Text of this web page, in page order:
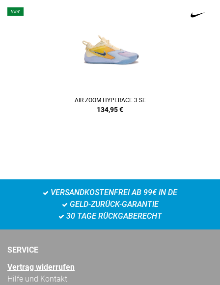
NEW
AIR ZOOM HYPERACE 3 SE
134,95€
VERSANDKOSTENFREI AB 99€ IN DE
GELD-ZURÜCK-GARANTIE
30 TAGE RÜCKGABERECHT
SERVICE
Vertrag widerrufen
Hilfe und Kontakt